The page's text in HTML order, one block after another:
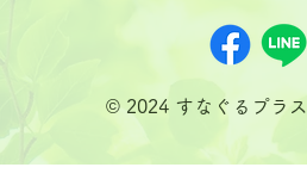
© 2024 すなぐるプラス